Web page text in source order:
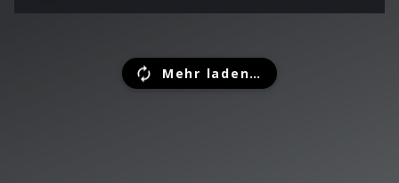
Mehr laden…